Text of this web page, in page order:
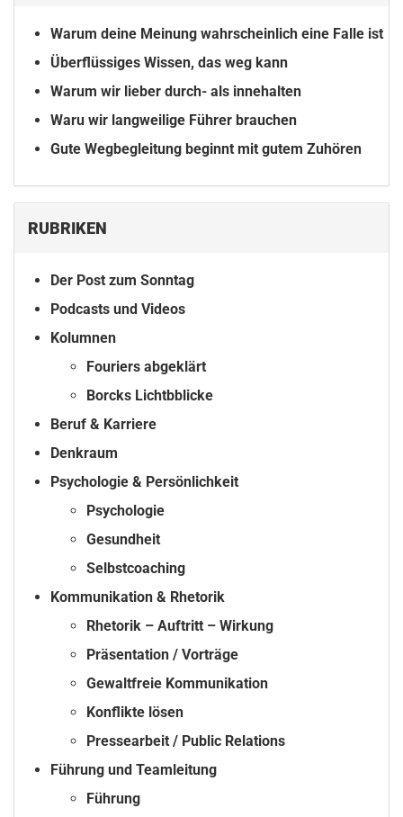
Warum deine Meinung wahrscheinlich eine Falle ist
Überflüssiges Wissen, das weg kann
Warum wir lieber durch- als innehalten
Waru wir langweilige Führer brauchen
Gute Wegbegleitung beginnt mit gutem Zuhören
RUBRIKEN
Der Post zum Sonntag
Podcasts und Videos
Kolumnen
Fouriers abgeklärt
Borcks Lichtbblicke
Beruf & Karriere
Denkraum
Psychologie & Persönlichkeit
Psychologie
Gesundheit
Selbstcoaching
Kommunikation & Rhetorik
Rhetorik – Auftritt – Wirkung
Präsentation / Vorträge
Gewaltfreie Kommunikation
Konflikte lösen
Pressearbeit / Public Relations
Führung und Teamleitung
Führung